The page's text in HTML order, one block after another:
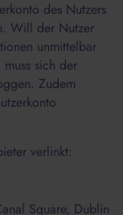
des Nutzers
Will der Nutzer
unmittelbar
sich der
Zudem
verlinkt:
Square, Dublin